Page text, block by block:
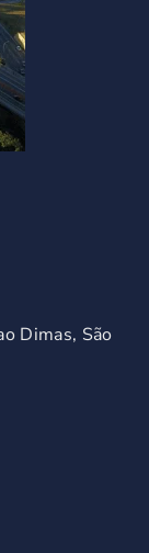
Dimas, São